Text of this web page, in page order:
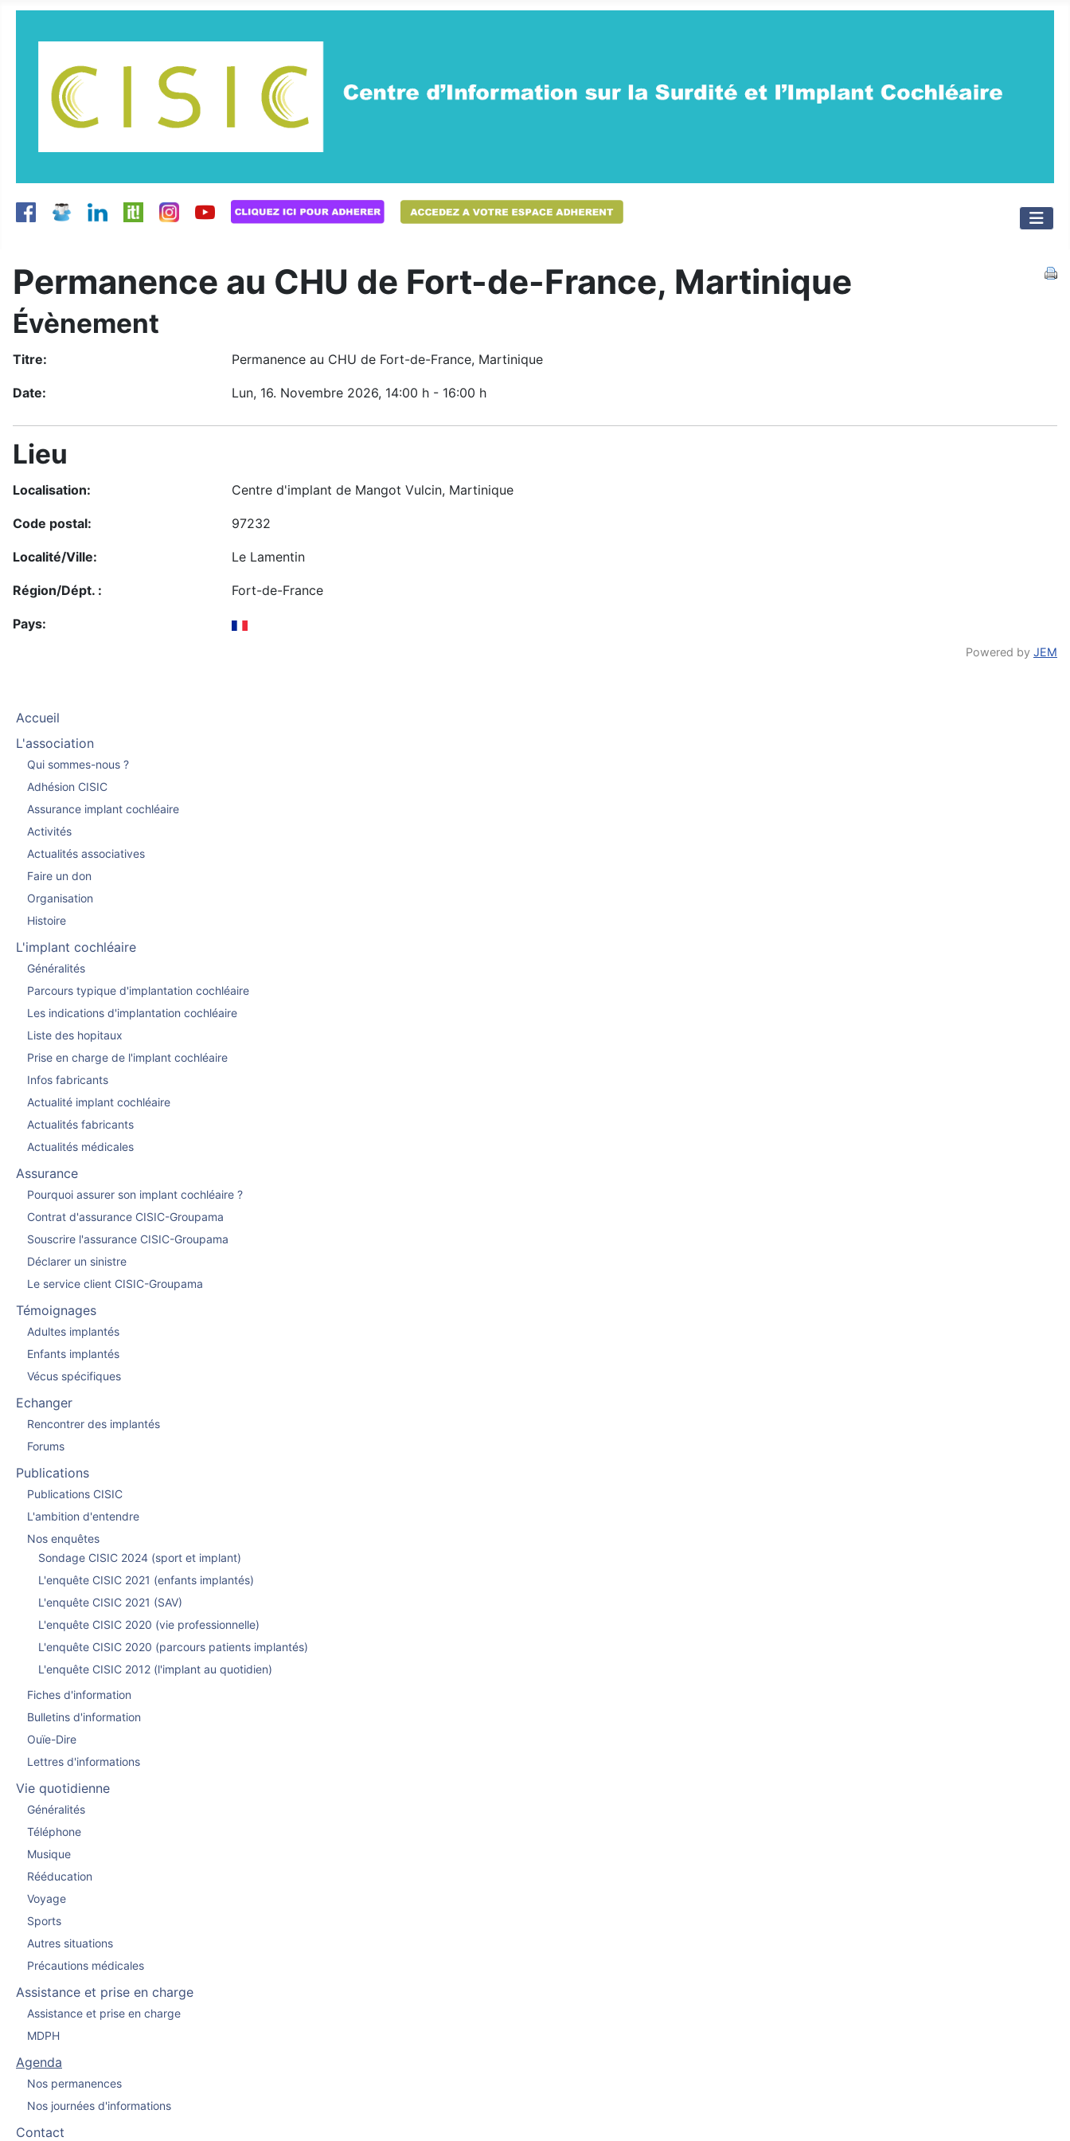
Permanence au CHU de Fort-de-France, Martinique
Évènement
Titre: Permanence au CHU de Fort-de-France, Martinique
Date: Lun, 16. Novembre 2026, 14:00 h - 16:00 h
Lieu
Localisation: Centre d'implant de Mangot Vulcin, Martinique
Code postal: 97232
Localité/Ville: Le Lamentin
Région/Dépt. : Fort-de-France
Pays:
Powered by JEM
Accueil
L'association
Qui sommes-nous ?
Adhésion CISIC
Assurance implant cochléaire
Activités
Actualités associatives
Faire un don
Organisation
Histoire
L'implant cochléaire
Généralités
Parcours typique d'implantation cochléaire
Les indications d'implantation cochléaire
Liste des hopitaux
Prise en charge de l'implant cochléaire
Infos fabricants
Actualité implant cochléaire
Actualités fabricants
Actualités médicales
Assurance
Pourquoi assurer son implant cochléaire ?
Contrat d'assurance CISIC-Groupama
Souscrire l'assurance CISIC-Groupama
Déclarer un sinistre
Le service client CISIC-Groupama
Témoignages
Adultes implantés
Enfants implantés
Vécus spécifiques
Echanger
Rencontrer des implantés
Forums
Publications
Publications CISIC
L'ambition d'entendre
Nos enquêtes
Sondage CISIC 2024 (sport et implant)
L'enquête CISIC 2021 (enfants implantés)
L'enquête CISIC 2021 (SAV)
L'enquête CISIC 2020 (vie professionnelle)
L'enquête CISIC 2020 (parcours patients implantés)
L'enquête CISIC 2012 (l'implant au quotidien)
Fiches d'information
Bulletins d'information
Ouïe-Dire
Lettres d'informations
Vie quotidienne
Généralités
Téléphone
Musique
Rééducation
Voyage
Sports
Autres situations
Précautions médicales
Assistance et prise en charge
Assistance et prise en charge
MDPH
Agenda
Nos permanences
Nos journées d'informations
Contact